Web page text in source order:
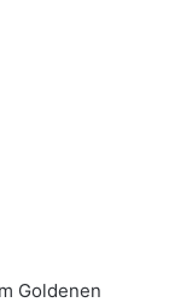
Goldenen